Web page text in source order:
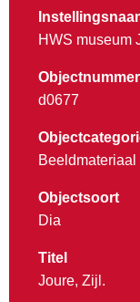
HWS museum
Objectnummer
d0677
Beeldmateriaal
Objectsoort
Dia
Titel
Joure, Zijl.